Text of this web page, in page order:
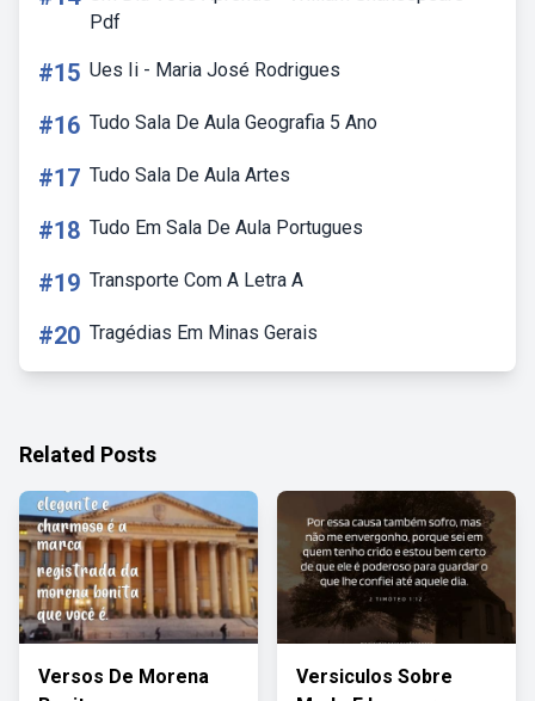
Pdf
#15 Ues Ii - Maria José Rodrigues
#16 Tudo Sala De Aula Geografia 5 Ano
#17 Tudo Sala De Aula Artes
#18 Tudo Em Sala De Aula Portugues
#19 Transporte Com A Letra A
#20 Tragédias Em Minas Gerais
Related Posts
Versos De Morena
Versiculos Sobre